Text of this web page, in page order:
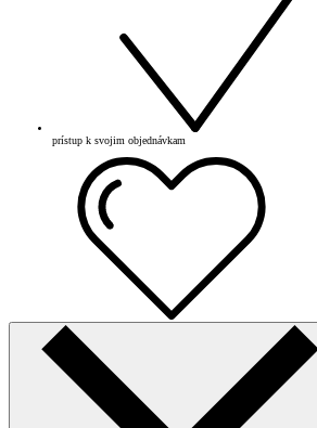
prístup k svojim objednávkam